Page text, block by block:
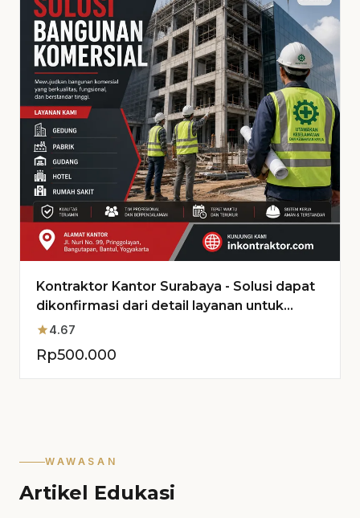
Kontraktor Kantor Surabaya - Solusi dapat
dikonfirmasi dari detail layanan untuk
Proyek Anda
star4.67
Rp500.000
WAWASAN
Artikel Edukasi